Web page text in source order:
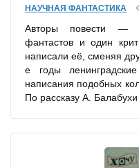
НАУЧНАЯ ФАНТАСТИКА
Авторы повести —
фантастов и один
написали её, сменяя
е годы
написания подобных
По рассказу А. Балабухи